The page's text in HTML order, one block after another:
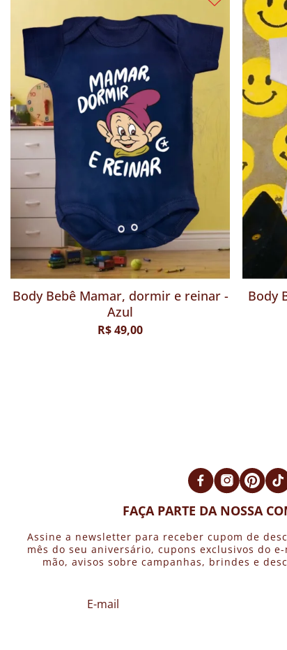
Body Bebê - Nosso Bebê - Vermelho
R$ 49,00
Body
FAÇA PARTE DA NOSSA
Assine a newsletter para receber cupom de
mês do seu aniversário, cupons exclusivos do
mão, avisos sobre campanhas, brindes e